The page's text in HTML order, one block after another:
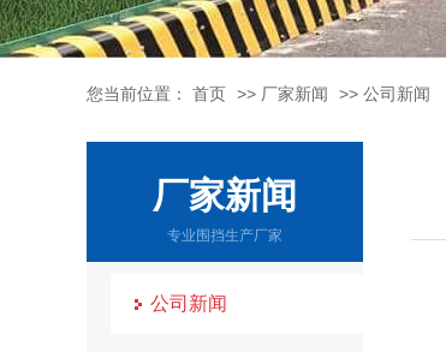
您当前位置： 首页 >> 厂家新闻 >> 公司新闻
厂家新闻
专业围挡生产厂家
公司新闻